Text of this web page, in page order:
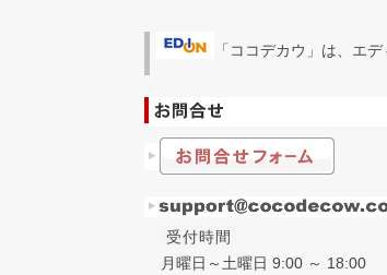
「ココデカウ」は、エ
受付時間
月曜日～土曜日 9:00 ～ 18:00